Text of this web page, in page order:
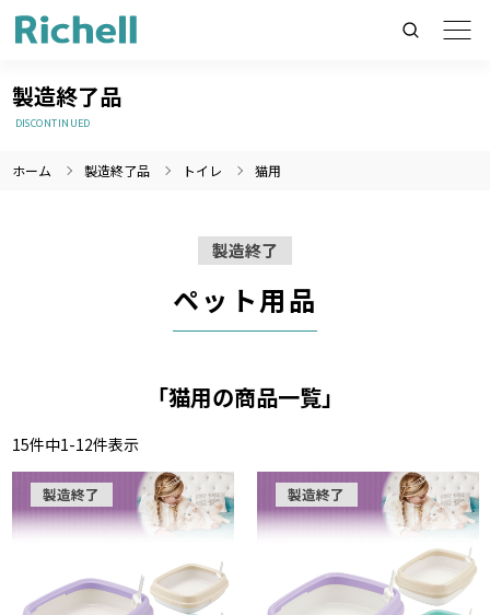
製品情報のみを検索
製造終了品
DISCONTINUED
ホーム 製造終了品 トイレ 猫用
製造終了
ペット用品
「猫用の商品一覧」
15件中1-12件表示
製造終了 製造終了